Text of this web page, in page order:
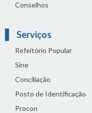
Conselhos
Serviços
Refeitório Popular
Sine
Conciliação
Posto de Identificação
Procon